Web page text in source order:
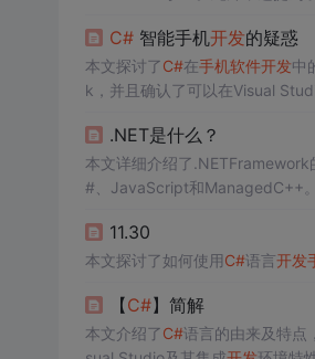
C#智能手机开发的疑惑
本文探讨了C#在手机软件开发中
k，并且确认了可以在Visual
.NET是什么？
本文详细介绍了.NETFramework
#、JavaScript和ManagedC++
11.30
本文探讨了如何使用C#语言开发
【C#】简解
本文介绍了C#语言的由来及特点